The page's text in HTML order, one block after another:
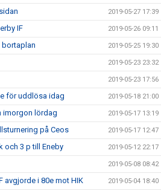
2019-05-27 17:39
IF 2019-05-26 09:11
bortaplan 2019-05-25 19:30
2019-05-23 23:32
2019-05-23 17:56
för uddlösa idag 2019-05-18 21:00
imorgon lördag 2019-05-17 13:19
på Ceos 2019-05-17 12:47
och 3 p till Eneby 2019-05-12 22:17
2019-05-08 08:42
avgjorde i 80e mot HIK 2019-05-04 18:40